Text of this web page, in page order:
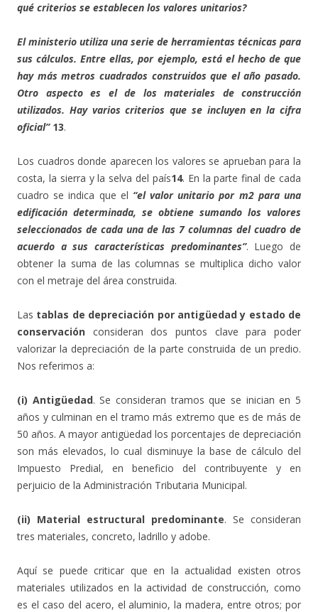
qué criterios se establecen los valores unitarios?
El ministerio utiliza una serie de herramientas técnicas para
sus cálculos. Entre ellas, por ejemplo, está el hecho de que
hay más metros cuadrados construidos que el año pasado.
Otro aspecto es el de los materiales de construcción
utilizados. Hay varios criterios que se incluyen en la cifra
oficial”13.
Los cuadros donde aparecen los valores se aprueban para la
costa, la sierra y la selva del país14. En la parte final de cada
cuadro se indica que el “el valor unitario por m2 para una
edificación determinada, se obtiene sumando los valores
seleccionados de cada una de las 7 columnas del cuadro de
acuerdo a sus características predominantes”. Luego de
obtener la suma de las columnas se multiplica dicho valor
con el metraje del área construida.
Las tablas de depreciación por antigüedad y estado de
conservación consideran dos puntos clave para poder
valorizar la depreciación de la parte construida de un predio.
Nos referimos a:
(i) Antigüedad. Se consideran tramos que se inician en 5
años y culminan en el tramo más extremo que es de más de
50 años. A mayor antigüedad los porcentajes de depreciación
son más elevados, lo cual disminuye la base de cálculo del
Impuesto Predial, en beneficio del contribuyente y en
perjuicio de la Administración Tributaria Municipal.
(ii) Material estructural predominante. Se consideran
tres materiales, concreto, ladrillo y adobe.
Aquí se puede criticar que en la actualidad existen otros
materiales utilizados en la actividad de construcción, como
es el caso del acero, el aluminio, la madera, entre otros; por